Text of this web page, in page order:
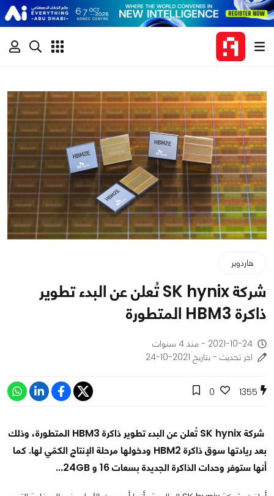
هاردوير
شركة SK hynix تُعلن عن البدء تطوير
ذاكرة HBM3 المتطورة
2021-10-24 - منذ 4 سنوات
اخر تحديث - بتاريخ 2021-10-24
1355
0
شركة SK hynix تُعلن عن البدء تطوير ذاكرة HBM3 المتطورة، وذلك
بعد ريادتها سوق ذاكرة HBM2 ودخولها مرحلة الإنتاج الكمّي لها. كما
أنها ستوفر وحدات الذاكرة الجديدة بسعات 16 و 24GB...